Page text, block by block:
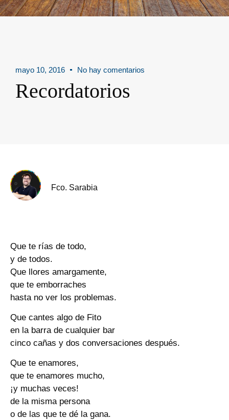
mayo 10, 2016 No hay comentarios
Recordatorios
Fco. Sarabia
Que te rías de todo,
y de todos.
Que llores amargamente,
que te emborraches
hasta no ver los problemas.
Que cantes algo de Fito
en la barra de cualquier bar
cinco cañas y dos conversaciones después.
Que te enamores,
que te enamores mucho,
¡y muchas veces!
de la misma persona
o de las que te dé la gana.